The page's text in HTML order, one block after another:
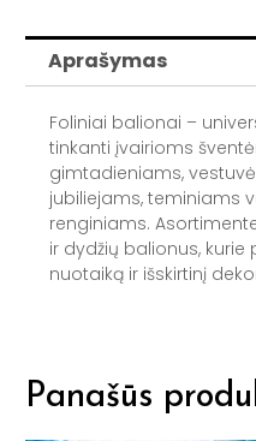
Aprašymas
Foliniai balionai –
tinkanti įvairioms
gimtadieniams,
jubiliejams, teminiams
renginiams.
ir dydžių balionus,
nuotaiką ir išskirtinį
Panašūs